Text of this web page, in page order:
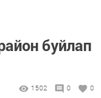
буйлап
1502 0 0